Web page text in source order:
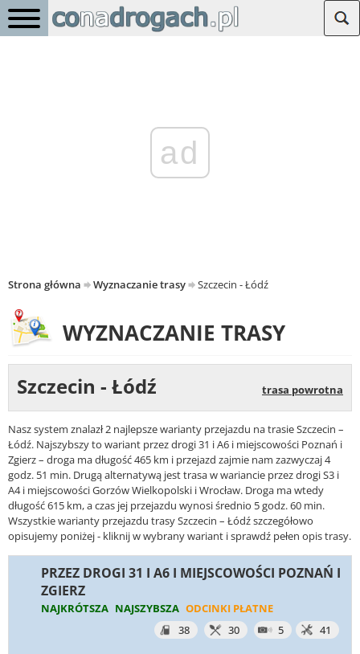
ad
Strona główna Wyznaczanie trasy Szczecin - Łódź
WYZNACZANIE TRASY
Szczecin - Łódź trasa powrotna
Nasz system znalazł 2 najlepsze warianty przejazdu na trasie Szczecin –
Łódź. Najszybszy to wariant przez drogi 31 i A6 i miejscowości Poznań i
Zgierz – droga ma długość 465 km i przejazd zajmie nam zazwyczaj 4
godz. 51 min. Drugą alternatywą jest trasa w wariancie przez drogi S3 i
A4 i miejscowości Gorzów Wielkopolski i Wrocław. Droga ma wtedy
długość 615 km, a czas jej przejazdu wynosi średnio 5 godz. 60 min.
Wszystkie warianty przejazdu trasy Szczecin – Łódź szczegółowo
opisujemy poniżej - kliknij w wybrany wariant i sprawdź pełen opis trasy.
PRZEZ DROGI 31 I A6 I MIEJSCOWOŚCI POZNAŃ I
ZGIERZ
NAJKRÓTSZA NAJSZYBSZA ODCINKI PŁATNE
38
30 5 41